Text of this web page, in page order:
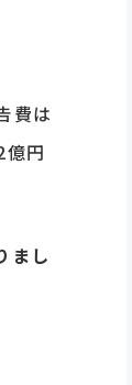
費は
円
まし